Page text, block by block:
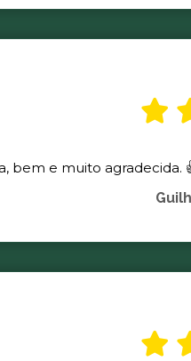
bem e muito agradecida.